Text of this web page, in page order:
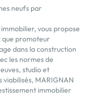
neufs par
vous propose
que promoteur
dans la construction
les normes de
studio et
MARIGNAN
immobilier